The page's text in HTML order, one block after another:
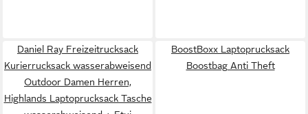
Daniel Ray Freizeitrucksack
Kurierrucksack wasserabweisend
Outdoor Damen Herren,
Highlands Laptoprucksack Tasche
BoostBoxx Laptoprucksack
Boostbag Anti Theft